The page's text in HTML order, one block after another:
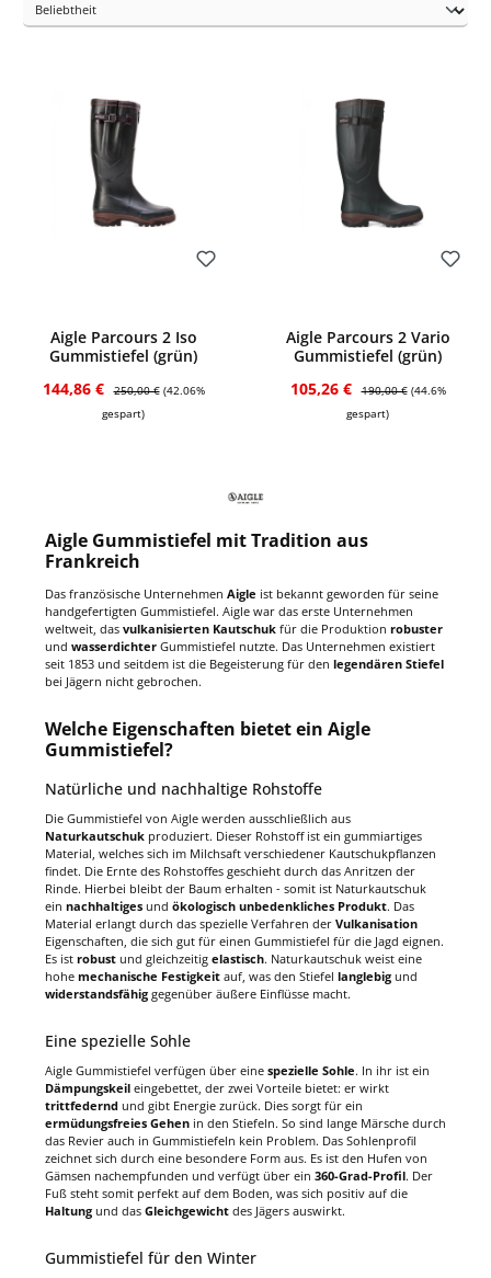
Aigle Parcours 2 Iso
Gummistiefel (grün)
Verkaufspreis:
144,86 € Regulärer Preis:
250,00 € (42.06%
gespart)
Aigle Parcours 2 Vario
Gummistiefel (grün)
Verkaufspreis:
105,26 € Regulärer Preis:
190,00 € (44.6%
gespart)
Aigle Gummistiefel mit Tradition aus
Frankreich
Das französische Unternehmen Aigle ist bekannt geworden für seine
handgefertigten Gummistiefel. Aigle war das erste Unternehmen
weltweit, das vulkanisierten Kautschuk für die Produktion robuster
und wasserdichter Gummistiefel nutzte. Das Unternehmen existiert
seit 1853 und seitdem ist die Begeisterung für den legendären Stiefel
bei Jägern nicht gebrochen.
Welche Eigenschaften bietet ein Aigle
Gummistiefel?
Natürliche und nachhaltige Rohstoffe
Die Gummistiefel von Aigle werden ausschließlich aus
Naturkautschuk produziert. Dieser Rohstoff ist ein gummiartiges
Material, welches sich im Milchsaft verschiedener Kautschukpflanzen
findet. Die Ernte des Rohstoffes geschieht durch das Anritzen der
Rinde. Hierbei bleibt der Baum erhalten - somit ist Naturkautschuk
ein nachhaltiges und ökologisch unbedenkliches Produkt. Das
Material erlangt durch das spezielle Verfahren der Vulkanisation
Eigenschaften, die sich gut für einen Gummistiefel für die Jagd eignen.
Es ist robust und gleichzeitig elastisch. Naturkautschuk weist eine
hohe mechanische Festigkeit auf, was den Stiefel langlebig und
widerstandsfähig gegenüber äußere Einflüsse macht.
Eine spezielle Sohle
Aigle Gummistiefel verfügen über eine spezielle Sohle. In ihr ist ein
Dämpungskeil eingebettet, der zwei Vorteile bietet: er wirkt
trittfedernd und gibt Energie zurück. Dies sorgt für ein
ermüdungsfreies Gehen in den Stiefeln. So sind lange Märsche durch
das Revier auch in Gummistiefeln kein Problem. Das Sohlenprofil
zeichnet sich durch eine besondere Form aus. Es ist den Hufen von
Gämsen nachempfunden und verfügt über ein 360-Grad-Profil. Der
Fuß steht somit perfekt auf dem Boden, was sich positiv auf die
Haltung und das Gleichgewicht des Jägers auswirkt.
Gummistiefel für den Winter